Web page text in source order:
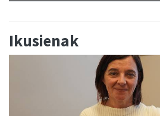
Ikusienak